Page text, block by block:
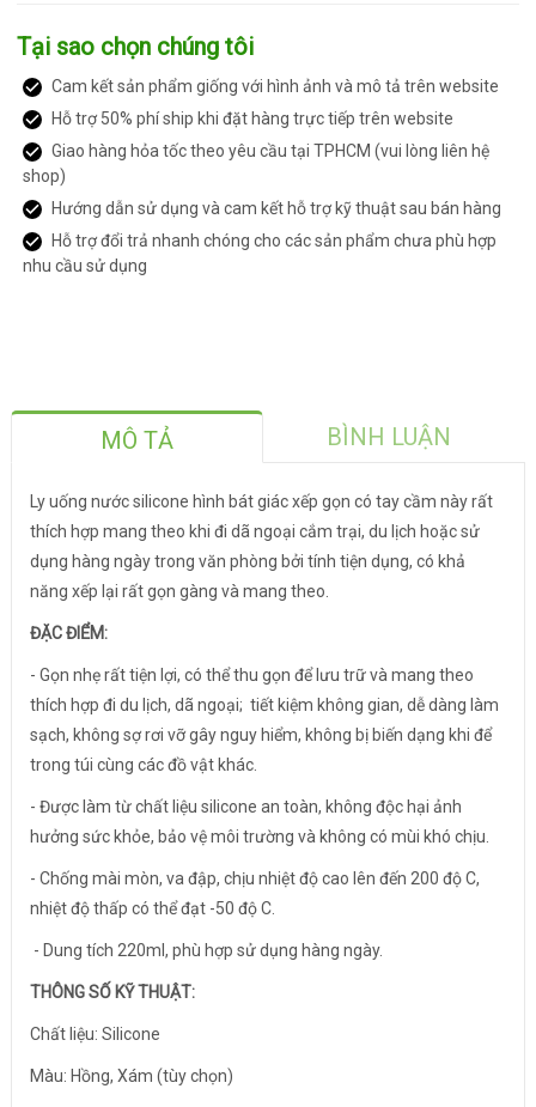
Tại sao chọn chúng tôi
Cam kết sản phẩm giống với hình ảnh và mô tả trên website
Hỗ trợ 50% phí ship khi đặt hàng trực tiếp trên website
Giao hàng hỏa tốc theo yêu cầu tại TPHCM (vui lòng liên hệ
shop)
Hướng dẫn sử dụng và cam kết hỗ trợ kỹ thuật sau bán hàng
Hỗ trợ đổi trả nhanh chóng cho các sản phẩm chưa phù hợp
nhu cầu sử dụng
MÔ TẢ BÌNH LUẬN
Ly uống nước silicone hình bát giác xếp gọn có tay cầm này rất
thích hợp mang theo khi đi dã ngoại cắm trại, du lịch hoặc sử
dụng hàng ngày trong văn phòng bởi tính tiện dụng, có khả
năng xếp lại rất gọn gàng và mang theo.
ĐẶC ĐIỂM:
- Gọn nhẹ rất tiện lợi, có thể thu gọn để lưu trữ và mang theo
thích hợp đi du lịch, dã ngoại; tiết kiệm không gian, dễ dàng làm
sạch, không sợ rơi vỡ gây nguy hiểm, không bị biến dạng khi để
trong túi cùng các đồ vật khác.
- Được làm từ chất liệu silicone an toàn, không độc hại ảnh
hưởng sức khỏe, bảo vệ môi trường và không có mùi khó chịu.
- Chống mài mòn, va đập, chịu nhiệt độ cao lên đến 200 độ C,
nhiệt độ thấp có thể đạt -50 độ C.
- Dung tích 220ml, phù hợp sử dụng hàng ngày.
THÔNG SỐ KỸ THUẬT:
Chất liệu: Silicone
Màu: Hồng, Xám (tùy chọn)